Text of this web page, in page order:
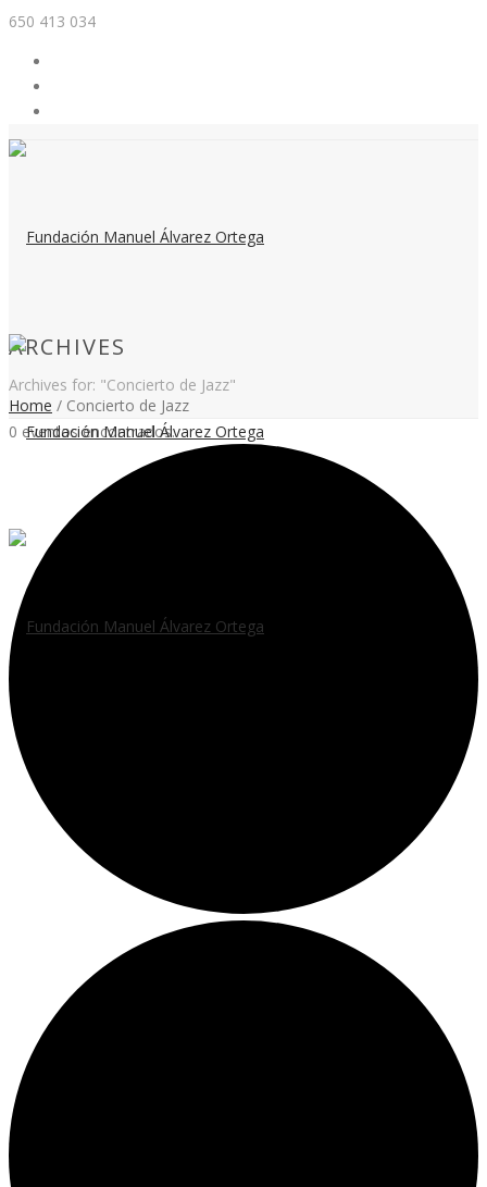
650 413 034
ARCHIVES
Archives for: "Concierto de Jazz"
Home / Concierto de Jazz
0 eventos encontrados.